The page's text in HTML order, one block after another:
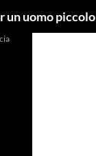
un uomo piccolo